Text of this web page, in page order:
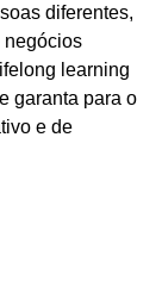
diferentes,
negócios
learning
garanta para o
e de